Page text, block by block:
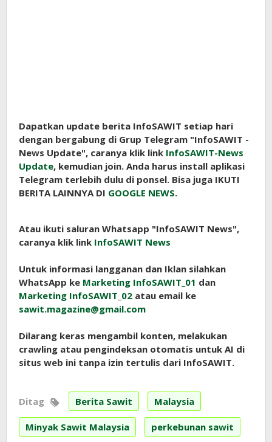
Dapatkan update berita InfoSAWIT setiap hari
dengan bergabung di Grup Telegram "InfoSAWIT -
News Update", caranya klik link InfoSAWIT-News
Update, kemudian join. Anda harus install aplikasi
Telegram terlebih dulu di ponsel. Bisa juga IKUTI
BERITA LAINNYA DI GOOGLE NEWS.
Atau ikuti saluran Whatsapp "InfoSAWIT News",
caranya klik link InfoSAWIT News
Untuk informasi langganan dan Iklan silahkan
WhatsApp ke Marketing InfoSAWIT_01 dan
Marketing InfoSAWIT_02 atau email ke
sawit.magazine@gmail.com
Dilarang keras mengambil konten, melakukan
crawling atau pengindeksan otomatis untuk AI di
situs web ini tanpa izin tertulis dari InfoSAWIT.
Ditag Berita Sawit Malaysia
Minyak Sawit Malaysia perkebunan sawit